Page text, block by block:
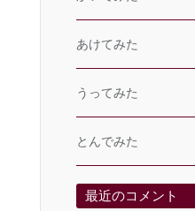
あけてみた
うってみた
とんでみた
最近のコメント